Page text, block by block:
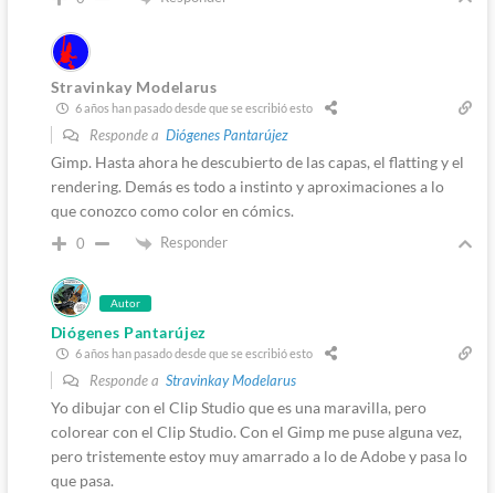
Stravinkay Modelarus
6 años han pasado desde que se escribió esto
Responde a Diógenes Pantarújez
Gimp. Hasta ahora he descubierto de las capas, el flatting y el
rendering. Demás es todo a instinto y aproximaciones a lo
que conozco como color en cómics.
0 Responder
Autor
Diógenes Pantarújez
6 años han pasado desde que se escribió esto
Responde a Stravinkay Modelarus
Yo dibujar con el Clip Studio que es una maravilla, pero
colorear con el Clip Studio. Con el Gimp me puse alguna vez,
pero tristemente estoy muy amarrado a lo de Adobe y pasa lo
que pasa.